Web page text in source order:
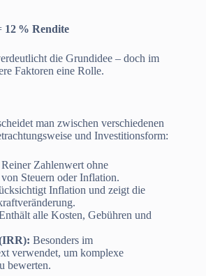
12 % Rendite
die Grundidee – doch im
Faktoren eine Rolle.
man zwischen verschiedenen
und Investitionsform:
Reiner Zahlenwert ohne
Steuern oder Inflation.
Inflation und zeigt die
alle Kosten, Gebühren und
Besonders im
verwendet, um komplexe
bewerten.